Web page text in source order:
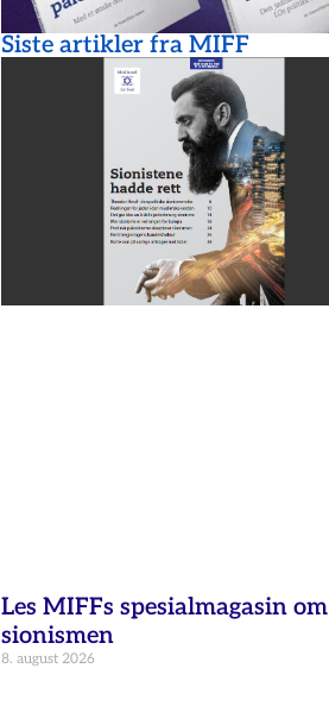
Siste artikler fra MIFF
Les MIFFs spesialmagasin om
sionismen
8. august 2026